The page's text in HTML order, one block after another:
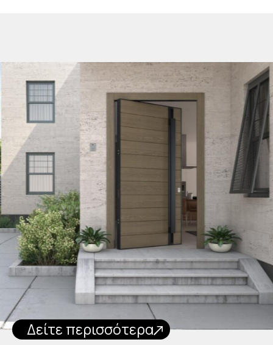
Δείτε περισσότερα